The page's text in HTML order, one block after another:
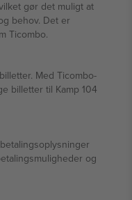
gør det muligt at
behov. Det er
Ticombo.
Med Ticombo-
billetter til Kamp 104
og